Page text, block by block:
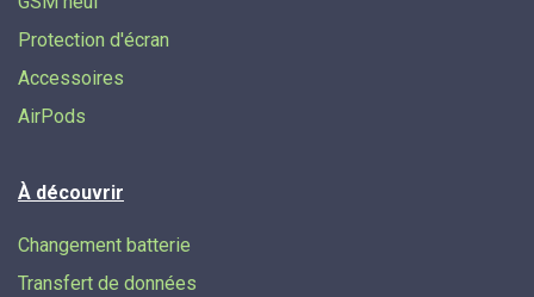
Protection d'écran
Accessoires
AirPods
À découvrir
Changement batterie
Transfert de données​